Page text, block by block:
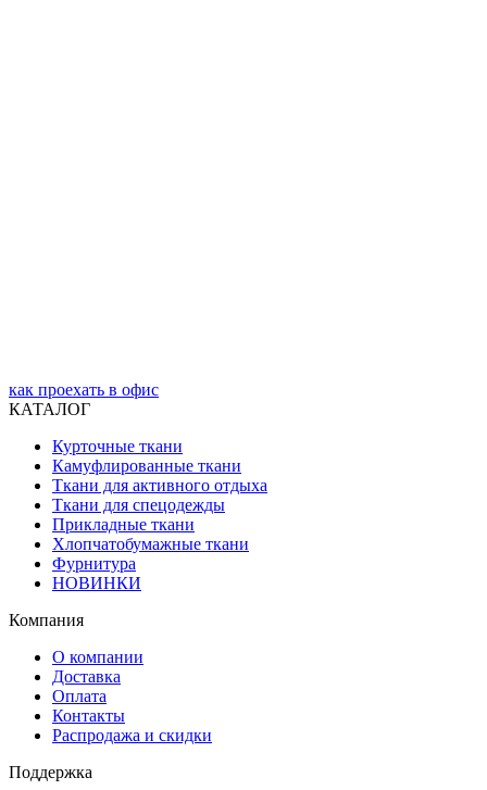
как проехать в офис
КАТАЛОГ
Курточные ткани
Камуфлированные ткани
Ткани для активного отдыха
Ткани для спецодежды
Прикладные ткани
Хлопчатобумажные ткани
Фурнитура
НОВИНКИ
Компания
О компании
Доставка
Оплата
Контакты
Распродажа и скидки
Поддержка